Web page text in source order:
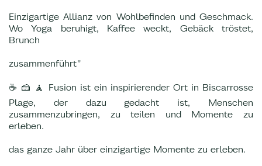
Einzigartige Allianz von Wohlbefinden und Geschmack.
Wo Yoga beruhigt, Kaffee weckt, Gebäck tröstet,
Brunch
zusammenführt"
☕ 🍰 🧘 Fusion ist ein inspirierender Ort in Biscarrosse
Plage, der dazu gedacht ist, Menschen
zusammenzubringen, zu teilen und Momente zu
erleben.
das ganze Jahr über einzigartige Momente zu erleben.